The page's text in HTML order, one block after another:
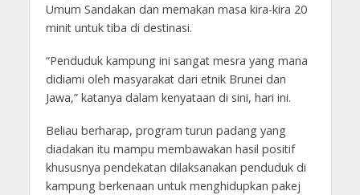
Umum Sandakan dan memakan masa kira-kira 20
minit untuk tiba di destinasi.
“Penduduk kampung ini sangat mesra yang mana
didiami oleh masyarakat dari etnik Brunei dan
Jawa,” katanya dalam kenyataan di sini, hari ini.
Beliau berharap, program turun padang yang
diadakan itu mampu membawakan hasil positif
khususnya pendekatan dilaksanakan penduduk di
kampung berkenaan untuk menghidupkan pakej